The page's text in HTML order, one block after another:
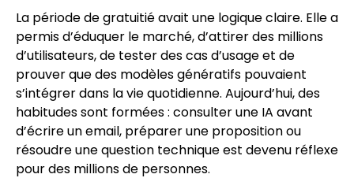
La période de gratuitié avait une logique claire. Elle a
permis d’éduquer le marché, d’attirer des millions
d’utilisateurs, de tester des cas d’usage et de
prouver que des modèles génératifs pouvaient
s’intégrer dans la vie quotidienne. Aujourd’hui, des
habitudes sont formées : consulter une IA avant
d’écrire un email, préparer une proposition ou
résoudre une question technique est devenu réflexe
pour des millions de personnes.